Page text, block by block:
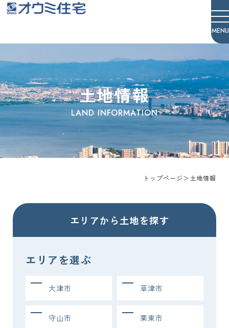
土地情報
トップページ＞土地情報
エリアから土地を探す
エリアを選ぶ
大津市 草津市
守山市 栗東市